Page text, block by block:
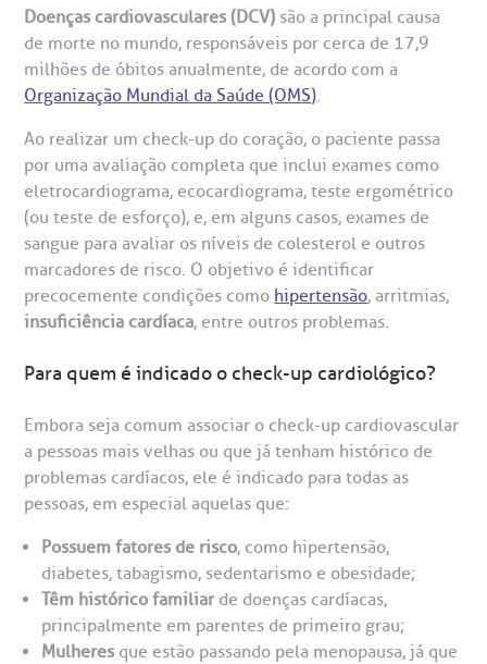
ouvidoria@bp.org.br
Fale Conosco
CEP: 01323-001 | Bela Vista
São Paulo - SP
BP Mirante
Endereço:
R. Martiniano de Carvalho, 965
CEP: 01323-001 | Bela Vista
São Paulo - SP
Clínica Medicina da Mulher
corporativa
social
a BP
Conosco
de Benchmarking
de Bioética
Telemedicina BP
Teleinterconsulta
Centro de Doenças Autoimunes
de cópia de prontuário médico
de orçamento particular
de veracidade de atestado
atendimento
Cirurgia
frequentes
especialidades
Doenças cardiovasculares (DCV) são a principal causa
de morte no mundo, responsáveis por cerca de 17,9
milhões de óbitos anualmente, de acordo com a
Organização Mundial da Saúde (OMS).
Ao realizar um check-up do coração, o paciente passa
por uma avaliação completa que inclui exames como
eletrocardiograma, ecocardiograma, teste ergométrico
(ou teste de esforço), e, em alguns casos, exames de
sangue para avaliar os níveis de colesterol e outros
marcadores de risco. O objetivo é identificar
precocemente condições como hipertensão, arritmias,
insuficiência cardíaca, entre outros problemas.
Para quem é indicado o check-up cardiológico?
Embora seja comum associar o check-up cardiovascular
a pessoas mais velhas ou que já tenham histórico de
problemas cardíacos, ele é indicado para todas as
pessoas, em especial aquelas que:
Possuem fatores de risco, como hipertensão,
diabetes, tabagismo, sedentarismo e obesidade;
Têm histórico familiarde doenças cardíacas,
principalmente em parentes de primeiro grau;
Mulheres que estão passando pela menopausa, já que